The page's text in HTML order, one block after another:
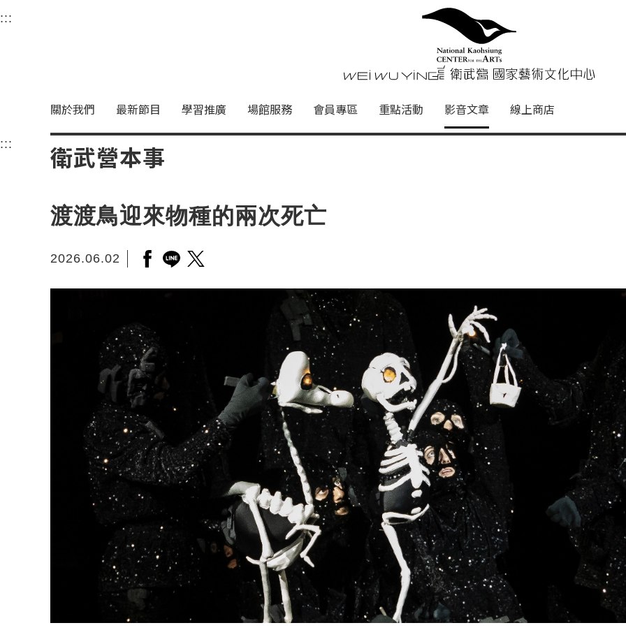
衛武營國家藝術文化中心
中央內容區塊，為本頁主要內容區。
::: 衛武營國家藝術文
關於我們 最新節目 學習推廣 場館服務 會員專區 重點活動 影音文章 線上商店
::: 中央內容區塊，為本頁主要內容區。
衛武營本事
渡渡鳥迎來物種的兩次死亡
2026.06.02 另開新視窗分享至facebook
另開新視窗分享至line
另開新視窗分享至twitter